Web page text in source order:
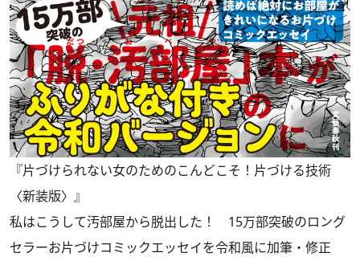
『片づけられない女のためのこんどこそ！片づける技術
〈新装版〉』
私はこうして汚部屋から脱出した！ 15万部突破のロング
セラーお片づけコミックエッセイを令和風に加筆・修正